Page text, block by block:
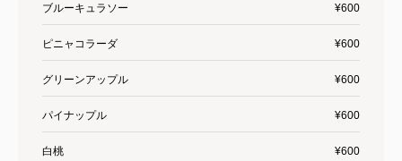
ブルーキュラソー ¥600
ピニャコラーダ ¥600
グリーンアップル ¥600
パイナップル ¥600
白桃 ¥600